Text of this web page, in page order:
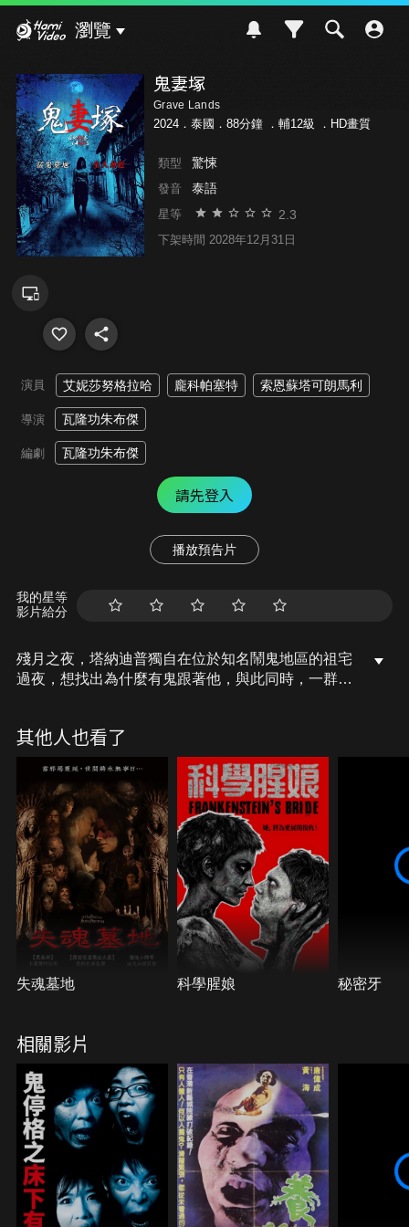
瀏覽
鬼妻塚
Grave Lands
2024．泰國．88分鐘 ． 輔12級 ．HD畫質
類型 驚悚
發音 泰語
星等 2.3
下架時間 2028年12月31日
演員 艾妮莎努格拉哈 龐科帕塞特 索恩蘇塔可朗馬利
導演 瓦隆功朱布傑
編劇 瓦隆功朱布傑
請先登入
播放預告片
我的星等
影片給分
殘月之夜，塔納迪普獨自在位於知名鬧鬼地區的祖宅
過夜，想找出為什麼有鬼跟著他，與此同時，一群不
其他人也看了
失魂墓地 科學腥娘 秘密牙
相關影片